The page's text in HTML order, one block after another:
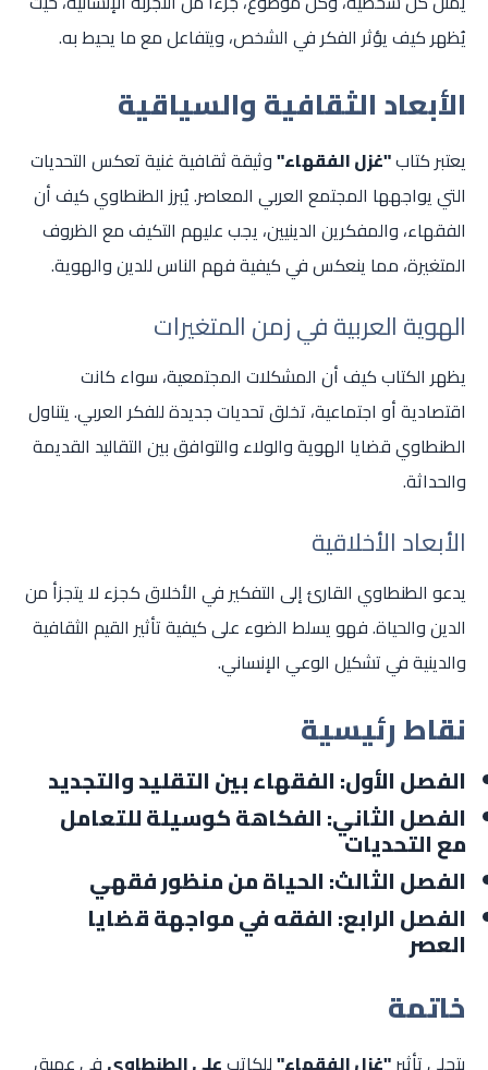
يُظهر كيف يؤثر الفكر في الشخص، ويتفاعل مع ما يحيط به.
الأبعاد الثقافية والسياقية
يعتبر كتاب"غزل الفقهاء"وثيقة ثقافية غنية تعكس التحديات
التي يواجهها المجتمع العربي المعاصر. يُبرز الطنطاوي كيف أن
الفقهاء، والمفكرين الدينيين، يجب عليهم التكيف مع الظروف
المتغيرة، مما ينعكس في كيفية فهم الناس للدين والهوية.
الهوية العربية في زمن المتغيرات
يظهر الكتاب كيف أن المشكلات المجتمعية، سواء كانت
اقتصادية أو اجتماعية، تخلق تحديات جديدة للفكر العربي. يتناول
الطنطاوي قضايا الهوية والولاء والتوافق بين التقاليد القديمة
والحداثة.
الأبعاد الأخلاقية
يدعو الطنطاوي القارئ إلى التفكير في الأخلاق كجزء لا يتجزأ من
الدين والحياة. فهو يسلط الضوء على كيفية تأثير القيم الثقافية
والدينية في تشكيل الوعي الإنساني.
نقاط رئيسية
الفصل الأول: الفقهاء بين التقليد والتجديد
الفصل الثاني: الفكاهة كوسيلة للتعامل
مع التحديات
الفصل الثالث: الحياة من منظور فقهي
الفصل الرابع: الفقه في مواجهة قضايا
العصر
خاتمة